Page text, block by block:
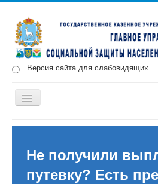
Версия сайта для слабовидящих
Включить/
Главная Новости О нас
Меры социальной поддержки
Противодействие коррупции
Не получили
путевку? Есть